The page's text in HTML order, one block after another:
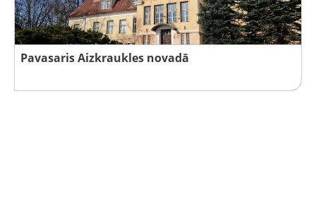
Pavasaris Aizkraukles novadā